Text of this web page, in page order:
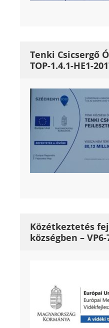
Tenki Csicsergő
TOP-1.4.1-HE1-
Közétkeztetés
községben – VP6-